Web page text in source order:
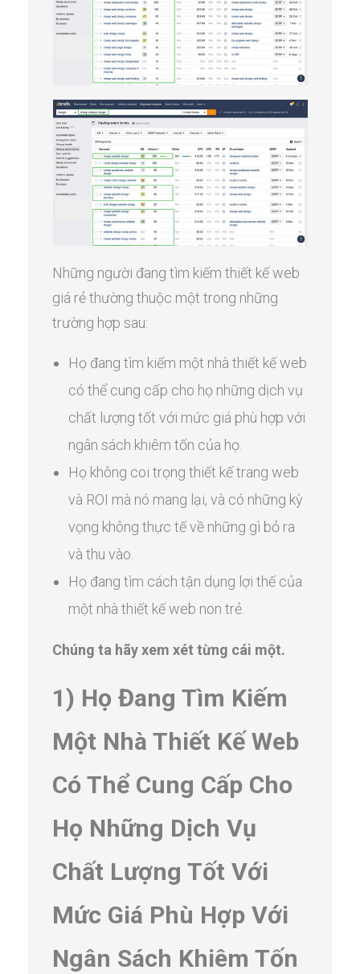
Những người đang tìm kiếm thiết kế web
giá rẻ thường thuộc một trong những
trường hợp sau:
Họ đang tìm kiếm một nhà thiết kế web
có thể cung cấp cho họ những dịch vụ
chất lượng tốt với mức giá phù hợp với
ngân sách khiêm tốn của họ.
Họ không coi trọng thiết kế trang web
và ROI mà nó mang lại, và có những kỳ
vọng không thực tế về những gì bỏ ra
và thu vào.
Họ đang tìm cách tận dụng lợi thế của
một nhà thiết kế web non trẻ.
Chúng ta hãy xem xét từng cái một.
1) Họ Đang Tìm Kiếm
Một Nhà Thiết Kế Web
Có Thể Cung Cấp Cho
Họ Những Dịch Vụ
Chất Lượng Tốt Với
Mức Giá Phù Hợp Với
Ngân Sách Khiêm Tốn